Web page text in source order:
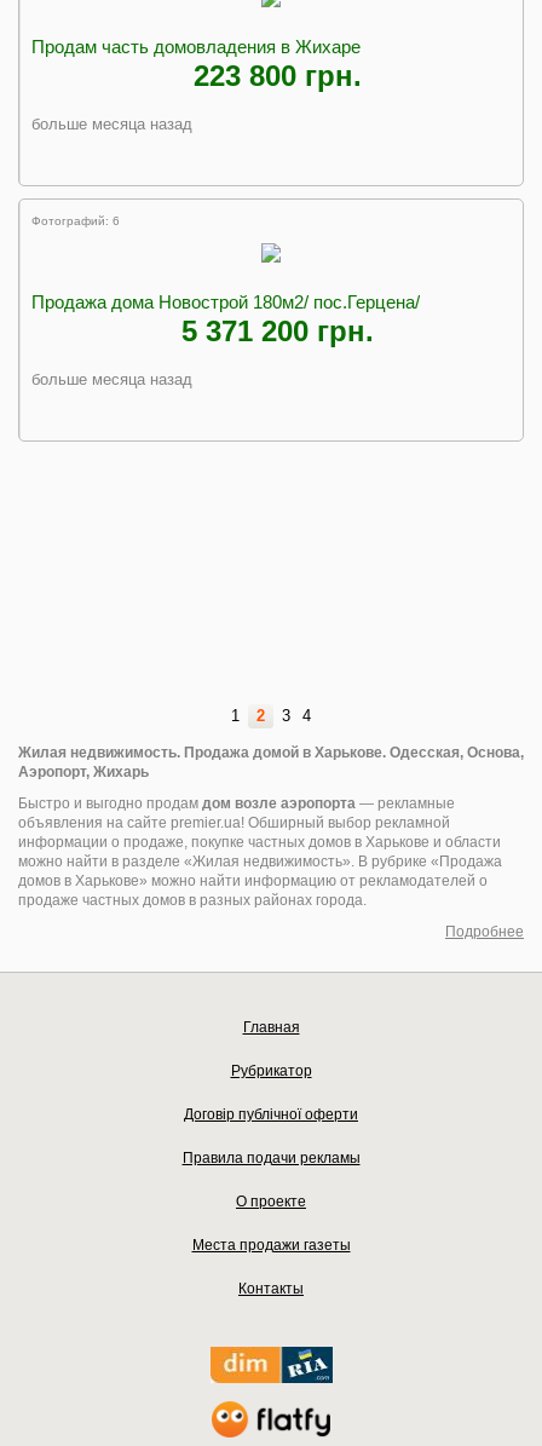
Продам часть домовладения в Жихаре
223 800 грн.
больше месяца назад
Фотографий: 6
Продажа дома Новострой 180м2/ пос.Герцена/
5 371 200 грн.
больше месяца назад
1 2 3 4
Жилая недвижимость. Продажа домой в Харькове. Одесская, Основа,
Аэропорт, Жихарь
Быстро и выгодно продам дом возле аэропорта — рекламные
объявления на сайте premier.ua! Обширный выбор рекламной
информации о продаже, покупке частных домов в Харькове и области
можно найти в разделе «Жилая недвижимость». В рубрике «Продажа
домов в Харькове» можно найти информацию от рекламодателей о
продаже частных домов в разных районах города.
Подробнее
Главная
Рубрикатор
Договір публічної оферти
Правила подачи рекламы
О проекте
Места продажи газеты
Контакты